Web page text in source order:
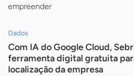
empreender
Dados
Com IA do Google Cloud,
ferramenta digital gratuita
localização da empresa